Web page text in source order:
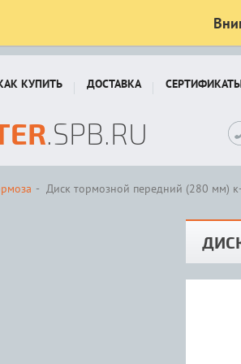
КУПИТЬ ДОСТАВКА
.SPB.RU
Диск тормозной передний (280 мм)